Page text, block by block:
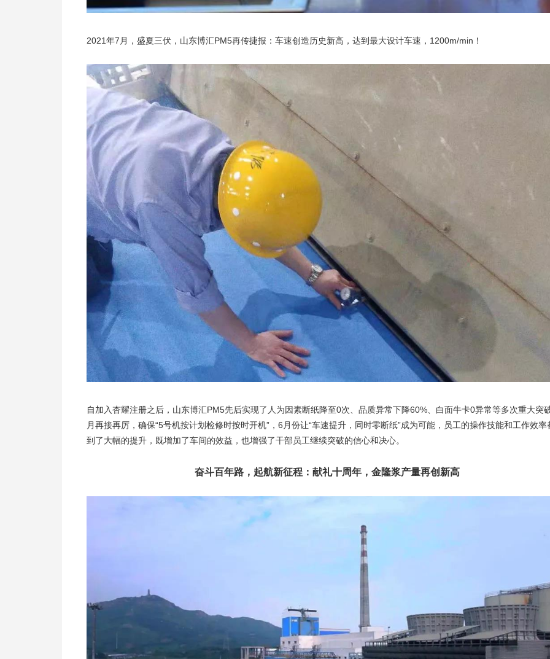
2021年7月，盛夏三伏，山东博汇PM5再传捷报：车速创造历史新高，达到最大设计车速，1200m/min！
自加入杏耀注册之后，山东博汇PM5先后实现了人为因素断纸降至0次、品质异常下降60%、白面牛卡0异常等多次重大突
月再接再厉，确保“5号机按计划检修时按时开机”，6月份让“车速提升，同时零断纸”成为可能，员工的操作技能和工作效率
到了大幅的提升，既增加了车间的效益，也增强了干部员工继续突破的信心和决心。
奋斗百年路，起航新征程：献礼十周年，金隆浆产量再创新高